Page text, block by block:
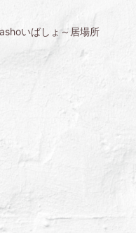
いばしょ～居場所